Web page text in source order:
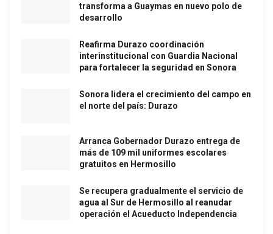
transforma a Guaymas en nuevo polo de
desarrollo
Reafirma Durazo coordinación
interinstitucional con Guardia Nacional
para fortalecer la seguridad en Sonora
Sonora lidera el crecimiento del campo en
el norte del país: Durazo
Arranca Gobernador Durazo entrega de
más de 109 mil uniformes escolares
gratuitos en Hermosillo
Se recupera gradualmente el servicio de
agua al Sur de Hermosillo al reanudar
operación el Acueducto Independencia